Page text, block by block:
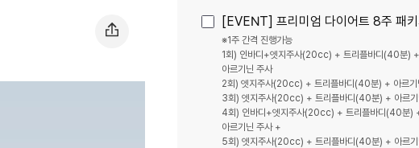
충북혁신도시점
인천계양점
대전도안점
광주첨단점
영종도점
안동점
[EVENT] 프리미엄 다이어트 8주 패키
※1주 간격 진행가능
1회) 인바디+엣지주사(20cc) + 트리플바디(40분) +
아르기닌 주사
2회) 엣지주사(20cc) + 트리플바디(40분) + 아르기
3회) 엣지주사(20cc) + 트리플바디(40분) + 아르기
4회) 인바디+엣지주사(20cc) + 트리플바디(40분)
아르기닌 주사 +
5회) 엣지주사(20cc) + 트리플바디(40분) + 아르기